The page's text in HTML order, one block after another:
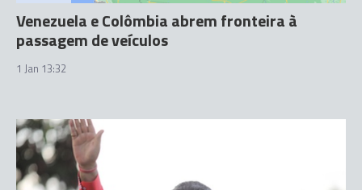
Venezuela e Colômbia abrem fronteira à
passagem de veículos
1 Jan 13:32